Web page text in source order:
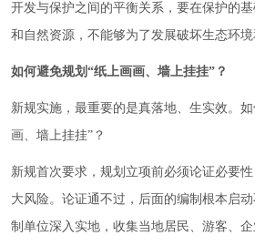
开发与保护之间的平衡关系，要在保护的
和自然资源，不能够为了发展破坏生态环境
如何避免规划“纸上画画、墙上挂挂”？
新规实施，最重要的是真落地、生实效。
画、墙上挂挂”？
新规首次要求，规划立项前必须论证必要
大风险。论证通不过，后面的编制根本启
制单位深入实地，收集当地居民、游客、